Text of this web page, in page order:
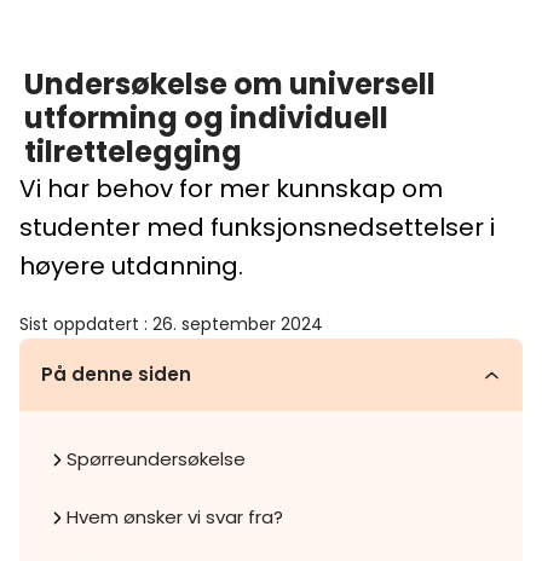
Undersøkelse om universell
utforming og individuell
tilrettelegging
Vi har behov for mer kunnskap om
studenter med funksjonsnedsettelser i
høyere utdanning.
Sist oppdatert : 26. september 2024
På denne siden
Spørreundersøkelse
Hvem ønsker vi svar fra?